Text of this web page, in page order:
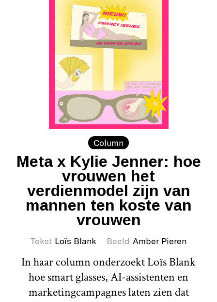
Column
Meta x Kylie Jenner: hoe
vrouwen het
verdienmodel zijn van
mannen ten koste van
vrouwen
Tekst Loïs Blank Beeld Amber Pieren
In haar column onderzoekt Loïs Blank
hoe smart glasses, AI-assistenten en
marketingcampagnes laten zien dat